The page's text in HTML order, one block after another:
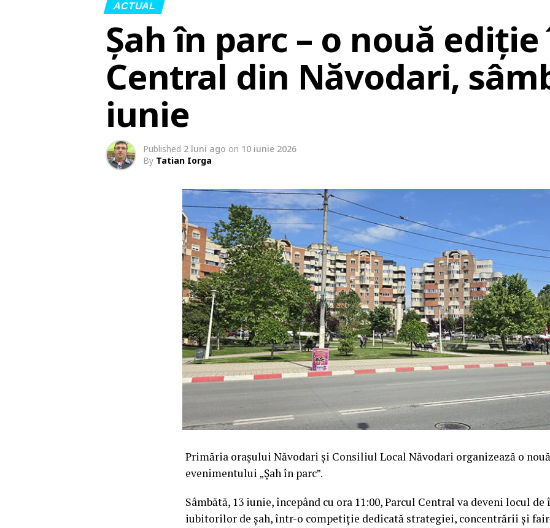
ACTUAL
Șah în parc – o nouă
Central din Năvodari,
iunie
Published 2 luni ago on 10 iunie 2026
By Tatian Iorga
Primăria orașului Năvodari și Consiliul Local Năvodari organizează o
evenimentului „Șah în parc”.
Sâmbătă, 13 iunie, începând cu ora 11:00, Parcul Central va deveni locul
iubitorilor de șah, într-o competiție dedicată strategiei, concentrării și